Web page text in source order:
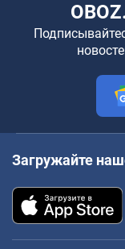
Загружайте